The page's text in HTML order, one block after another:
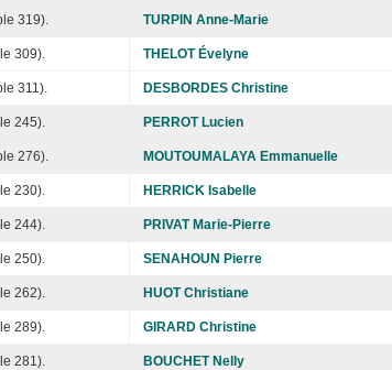
319). TURPIN Anne-Marie
309). THELOT Évelyne
311). DESBORDES Christine
245). PERROT Lucien
276). MOUTOUMALAYA Emmanuelle
230). HERRICK Isabelle
244). PRIVAT Marie-Pierre
250). SENAHOUN Pierre
262). HUOT Christiane
289). GIRARD Christine
281). BOUCHET Nelly